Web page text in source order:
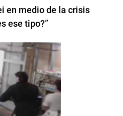
en medio de la crisis
ese tipo?”